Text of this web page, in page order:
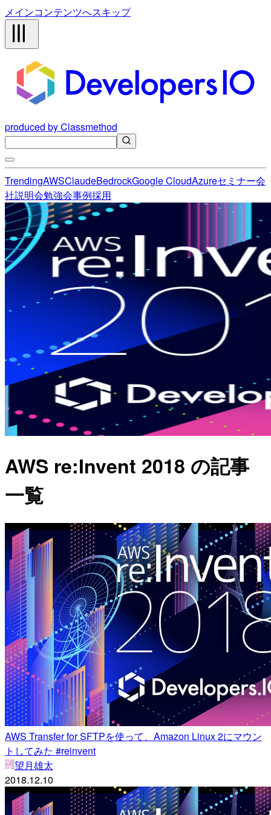
メインコンテンツへスキップ
produced by Classmethod
TrendingAWSClaudeBedrockGoogle CloudAzureセミナー会
社説明会勉強会事例採用
AWS re:Invent 2018 の記事
一覧
AWS Transfer for SFTPを使って、Amazon Linux 2にマウン
トしてみた #reinvent
望月雄太
2018.12.10